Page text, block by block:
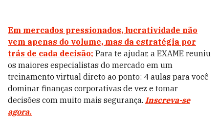
Em mercados pressionados, lucratividade não
vem apenas do volume, mas da estratégia por
trás de cada decisão; Para te ajudar, a EXAME reuniu
os maiores especialistas do mercado em um
treinamento virtual direto ao ponto: 4 aulas para você
dominar finanças corporativas de vez e tomar
decisões com muito mais segurança. Inscreva-se
agora.